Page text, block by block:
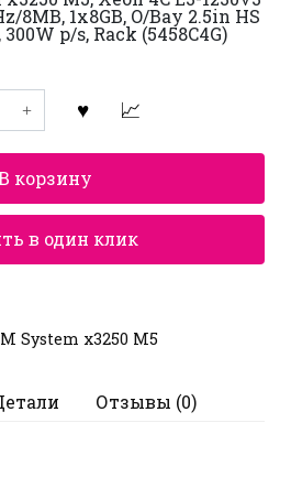
8MB, 1x8GB, O/Bay 2.5in HS
300W p/s, Rack (5458C4G)
корзину
в один клик
System x3250 M5
Отзывы (0)